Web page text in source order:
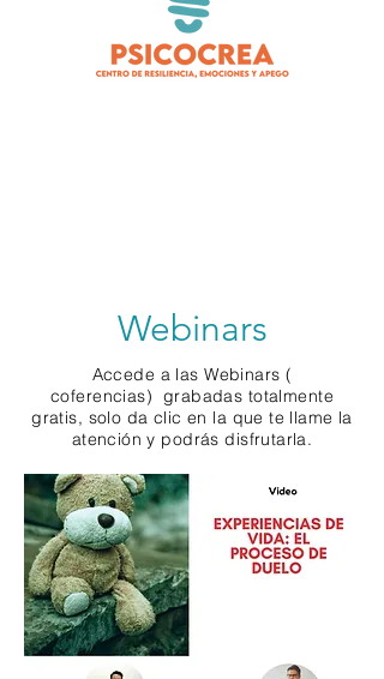
Webinars
Accede a las Webinars (
coferencias) grabadas totalmente
gratis, solo da clic en la que te llame la
atención y podrás disfrutarla.